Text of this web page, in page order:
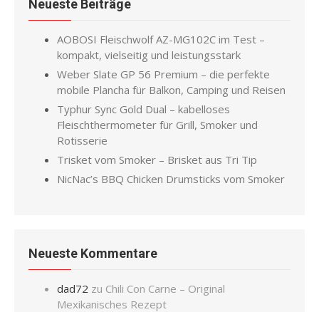
Neueste Beiträge
AOBOSI Fleischwolf AZ-MG102C im Test –
kompakt, vielseitig und leistungsstark
Weber Slate GP 56 Premium – die perfekte
mobile Plancha für Balkon, Camping und Reisen
Typhur Sync Gold Dual – kabelloses
Fleischthermometer für Grill, Smoker und
Rotisserie
Trisket vom Smoker – Brisket aus Tri Tip
NicNac’s BBQ Chicken Drumsticks vom Smoker
Neueste Kommentare
dad72 zu Chili Con Carne – Original
Mexikanisches Rezept